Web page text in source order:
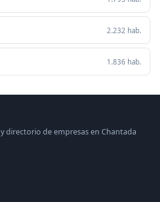
2.232 hab.
1.836 hab.
directorio de empresas en Chantada